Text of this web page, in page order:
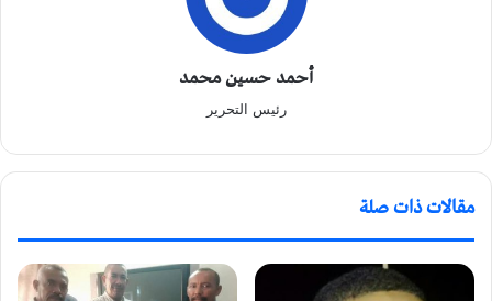
أحمد حسين محمد
رئيس التحرير
مقالات ذات صلة